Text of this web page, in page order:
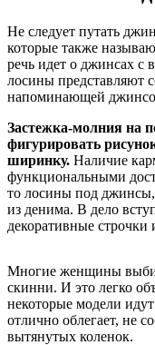
Не следует путать
которые также
речь идет о джинсах с
лосины представляют
напоминающей
Застежка-молния на
фигурировать
ширинку. Наличие
функциональными
то лосины под
из денима. В дело
декоративные строчки
Многие женщины
скинни. И это легко
некоторые модели
отлично облегает, не
вытянутых коленок.